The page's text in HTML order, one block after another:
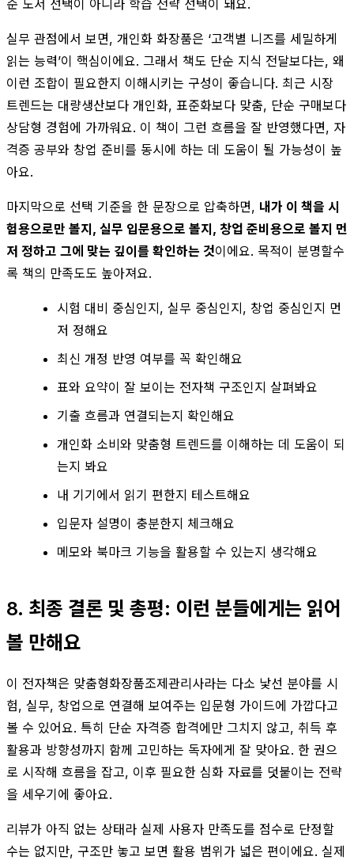
순 도서 선택이 아니라 학습 전략 선택이 돼요.
실무 관점에서 보면, 개인화 화장품은 ‘고객별 니즈를 세밀하게
읽는 능력’이 핵심이에요. 그래서 책도 단순 지식 전달보다는, 왜
이런 조합이 필요한지 이해시키는 구성이 좋습니다. 최근 시장
트렌드는 대량생산보다 개인화, 표준화보다 맞춤, 단순 구매보다
상담형 경험에 가까워요. 이 책이 그런 흐름을 잘 반영했다면, 자
격증 공부와 창업 준비를 동시에 하는 데 도움이 될 가능성이 높
아요.
마지막으로 선택 기준을 한 문장으로 압축하면, 내가 이 책을 시
험용으로만 볼지, 실무 입문용으로 볼지, 창업 준비용으로 볼지 먼
저 정하고 그에 맞는 깊이를 확인하는 것이에요. 목적이 분명할수
록 책의 만족도도 높아져요.
시험 대비 중심인지, 실무 중심인지, 창업 중심인지 먼
저 정해요
최신 개정 반영 여부를 꼭 확인해요
표와 요약이 잘 보이는 전자책 구조인지 살펴봐요
기출 흐름과 연결되는지 확인해요
개인화 소비와 맞춤형 트렌드를 이해하는 데 도움이 되
는지 봐요
내 기기에서 읽기 편한지 테스트해요
입문자 설명이 충분한지 체크해요
메모와 북마크 기능을 활용할 수 있는지 생각해요
8. 최종 결론 및 총평: 이런 분들에게는 읽어
볼 만해요
이 전자책은 맞춤형화장품조제관리사라는 다소 낯선 분야를 시
험, 실무, 창업으로 연결해 보여주는 입문형 가이드에 가깝다고
볼 수 있어요. 특히 단순 자격증 합격에만 그치지 않고, 취득 후
활용과 방향성까지 함께 고민하는 독자에게 잘 맞아요. 한 권으
로 시작해 흐름을 잡고, 이후 필요한 심화 자료를 덧붙이는 전략
을 세우기에 좋아요.
리뷰가 아직 없는 상태라 실제 사용자 만족도를 점수로 단정할
수는 없지만, 구조만 놓고 보면 활용 범위가 넓은 편이에요. 실제